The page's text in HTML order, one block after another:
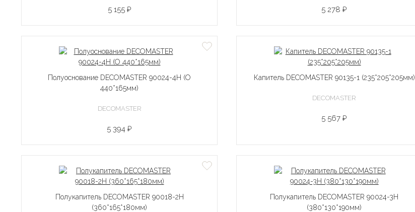
5 155 ₽ 5 278 ₽
Полуоснование DECOMASTER 90024-4H (O
440*165мм)
DECOMASTER
5 394 ₽
Капитель DECOMASTER 90135-1 (235*205*205мм)
DECOMASTER
5 567 ₽
Полукапитель DECOMASTER 90018-2H
(360*165*180мм)
Полукапитель DECOMASTER 90024-3H
(380*130*190мм)